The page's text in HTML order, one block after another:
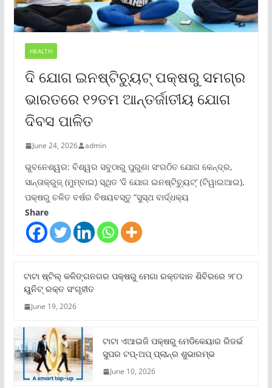
HEALTH
ଦି ଯୋଗ ଇନଷ୍ଟିଚ୍ୟୁଟ୍ ପକ୍ଷରୁ ସମଗ୍ର
ଭାରତରେ ୧୨ତମ ଆନ୍ତର୍ଜାତୀୟ ଯୋଗ
ଦିବସ ପାଳିତ
June 24, 2026 admin
ଭୁବନେଶ୍ୱର: ବିଶ୍ୱର ସବୁଠାରୁ ପୁରୁଣା ସଂଗଠିତ ଯୋଗ କେନ୍ଦ୍ର,
ସାନ୍ତାକ୍ରୁଜ୍ (ମୁମ୍ବାଇ) ସ୍ଥିତ ‘ଦି ଯୋଗ ଇନଷ୍ଟିଚ୍ୟୁଟ୍‌’ (ଟିୱାଇଆଇ),
ପକ୍ଷରୁ ଚଳିତ ବର୍ଷର ବିଷୟବସ୍ତୁ “ସୁସ୍ଥ ବାର୍ଦ୍ଧକ୍ୟ
Share
ଟାଟା ଷ୍ଟିଲ୍‌ କଳିଙ୍ଗନଗର ପକ୍ଷରୁ ମେଗା ରକ୍ତଦାନ ଶିବିରରେ ୨୮୦
ୟୁନିଟ୍‌ ରକ୍ତ ସଂଗୃହୀତ
June 19, 2026
ଟାଟା ଏଆଇଜି ପକ୍ଷରୁ ମେଡିକେୟାର ରିଜର୍ଭ
ସୁପର ଟପ୍‌-ଅପ୍ ପ୍ଲାନ୍‌ର ଶୁଭାରମ୍ଭ
June 10, 2026